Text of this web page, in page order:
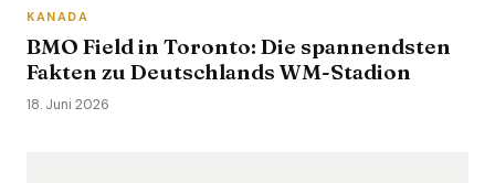
KANADA
BMO Field in Toronto: Die spannendsten
Fakten zu Deutschlands WM-Stadion
18. Juni 2026